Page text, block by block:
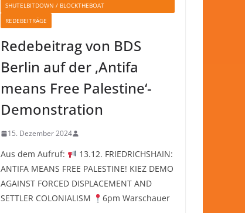
SHUTELBITDOWN / BLOCKTHEBOAT
REDEBEITRÄGE
Redebeitrag von BDS
Berlin auf der ‚Antifa
means Free Palestine‘-
Demonstration
15. Dezember 2024
Aus dem Aufruf:
13.12. FRIEDRICHSHAIN:
ANTIFA MEANS FREE PALESTINE! KIEZ DEMO
AGAINST FORCED DISPLACEMENT AND
SETTLER COLONIALISM
6pm Warschauer